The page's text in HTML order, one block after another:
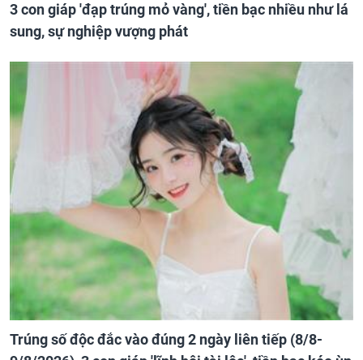
3 con giáp 'đạp trúng mỏ vàng', tiền bạc nhiều như lá
sung, sự nghiệp vượng phát
Trúng số độc đắc vào đúng 2 ngày liên tiếp (8/8-